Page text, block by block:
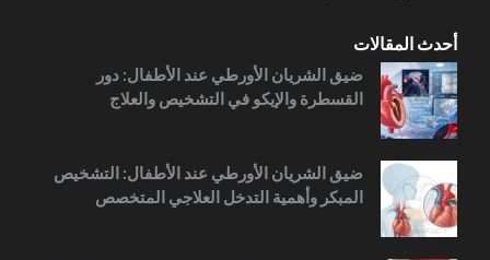
أحدث المقالات
ضيق الشريان الأورطي عند الأطفال: دور
القسطرة والإيكو في التشخيص والعلاج
ضيق الشريان الأورطي عند الأطفال: التشخيص
المبكر وأهمية التدخل العلاجي المتخصص